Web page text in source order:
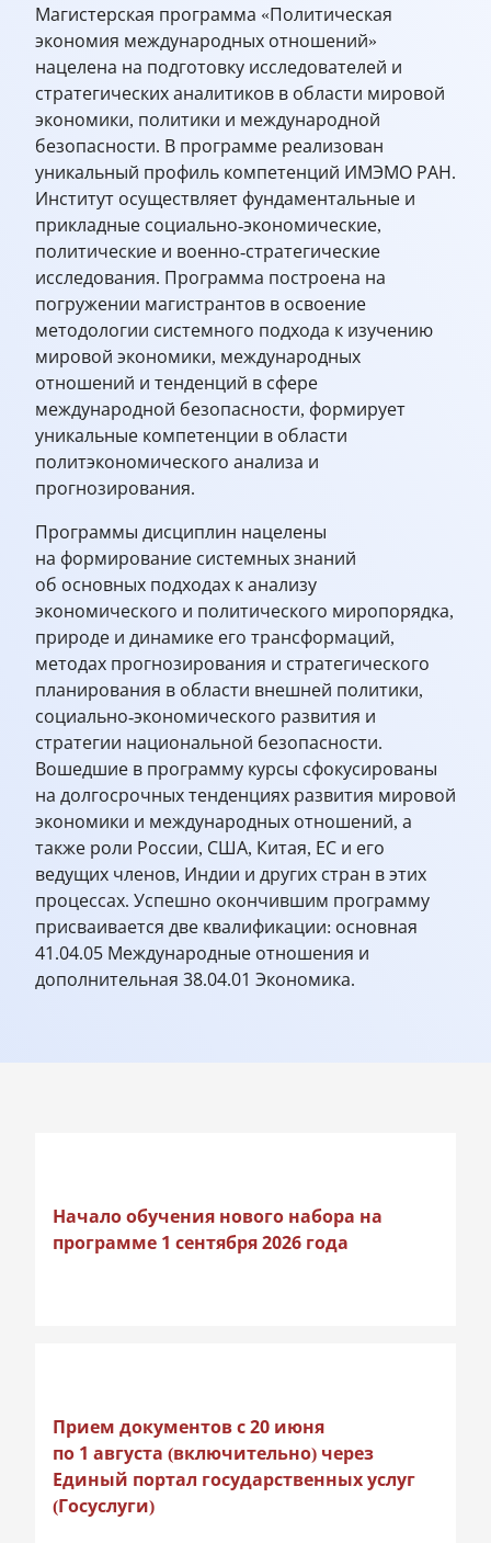
Магистерская программа «Политическая
экономия международных отношений»
нацелена на подготовку исследователей и
стратегических аналитиков в области мировой
экономики, политики и международной
безопасности. В программе реализован
уникальный профиль компетенций ИМЭМО РАН.
Институт осуществляет фундаментальные и
прикладные социально-экономические,
политические и военно-стратегические
исследования. Программа построена на
погружении магистрантов в освоение
методологии системного подхода к изучению
мировой экономики, международных
отношений и тенденций в сфере
международной безопасности, формирует
уникальные компетенции в области
политэкономического анализа и
прогнозирования.
Программы дисциплин нацелены
на формирование системных знаний
об основных подходах к анализу
экономического и политического миропорядка,
природе и динамике его трансформаций,
методах прогнозирования и стратегического
планирования в области внешней политики,
социально-экономического развития и
стратегии национальной безопасности.
Вошедшие в программу курсы сфокусированы
на долгосрочных тенденциях развития мировой
экономики и международных отношений, а
также роли России, США, Китая, ЕС и его
ведущих членов, Индии и других стран в этих
процессах. Успешно окончившим программу
присваивается две квалификации: основная
41.04.05 Международные отношения и
дополнительная 38.04.01 Экономика.
Начало обучения нового набора на
программе 1 сентября 2026 года
Прием документов с 20 июня
по 1 августа (включительно) через
Единый портал государственных услуг
(Госуслуги)